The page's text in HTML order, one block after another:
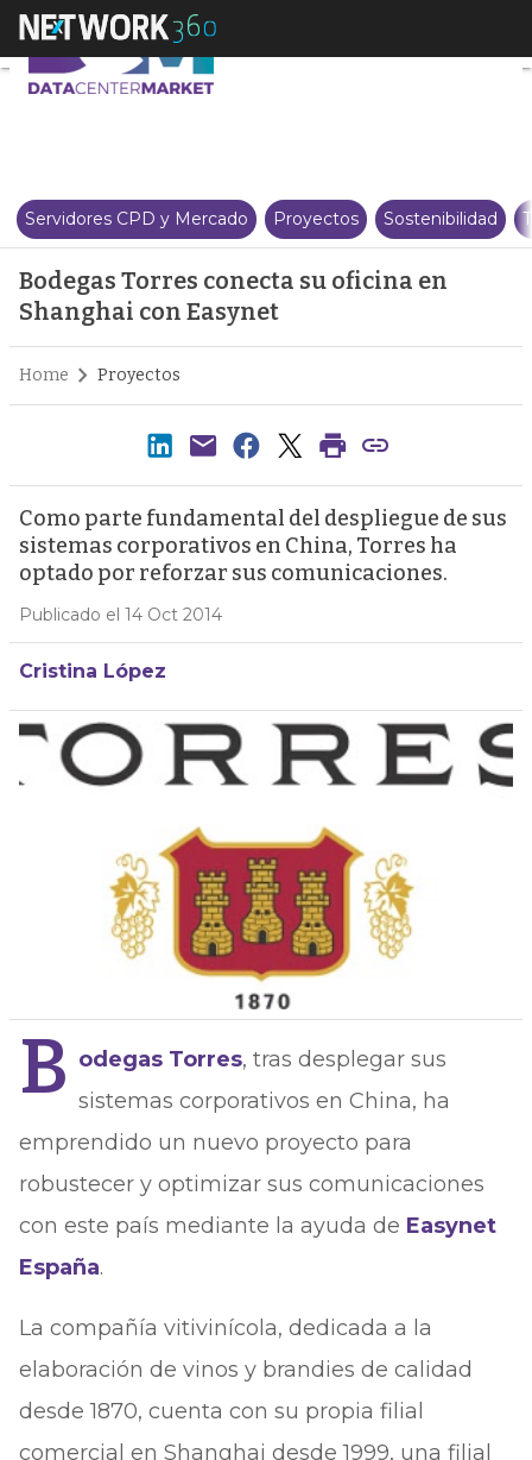
Bodegas Torres conecta su
Servidores CPD y Mercado Proyectos Sostenibilidad
Bodegas Torres conecta su oficina en
Shanghai con Easynet
Home Proyectos
Como parte fundamental del despliegue de sus
sistemas corporativos en China, Torres ha
optado por reforzar sus comunicaciones.
Publicado el 14 Oct 2014
Cristina López
B odegas Torres, tras desplegar sus
sistemas corporativos en China, ha
emprendido un nuevo proyecto para
robustecer y optimizar sus comunicaciones
con este país mediante la ayuda de Easynet
España.
La compañía vitivinícola, dedicada a la
elaboración de vinos y brandies de calidad
desde 1870, cuenta con su propia filial
comercial en Shanghai desde 1999, una filial